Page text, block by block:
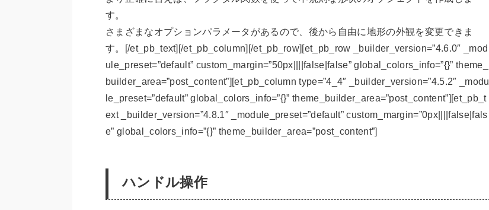
す。
さまざまなオプションパラメータがあるので、後から自由に地形の外観を変更できま
す。[/et_pb_text][/et_pb_column][/et_pb_row][et_pb_row _builder_version=”4.6.0″ _mod
ule_preset=”default” custom_margin=”50px||||false|false” global_colors_info=”{}” theme_
builder_area=”post_content”][et_pb_column type=”4_4″ _builder_version=”4.5.2″ _modu
le_preset=”default” global_colors_info=”{}” theme_builder_area=”post_content”][et_pb_t
ext _builder_version=”4.8.1″ _module_preset=”default” custom_margin=”0px||||false|fals
e” global_colors_info=”{}” theme_builder_area=”post_content”]
ハンドル操作